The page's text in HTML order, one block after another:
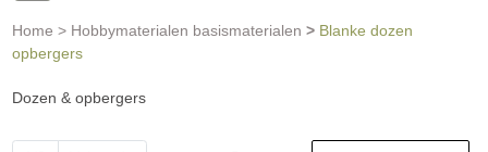
Home > Hobbymaterialen basismaterialen > Blanke dozen
opbergers
Dozen & opbergers